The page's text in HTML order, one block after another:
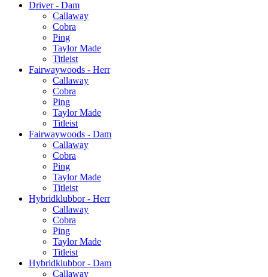
Driver - Dam
Callaway
Cobra
Ping
Taylor Made
Titleist
Fairwaywoods - Herr
Callaway
Cobra
Ping
Taylor Made
Titleist
Fairwaywoods - Dam
Callaway
Cobra
Ping
Taylor Made
Titleist
Hybridklubbor - Herr
Callaway
Cobra
Ping
Taylor Made
Titleist
Hybridklubbor - Dam
Callaway